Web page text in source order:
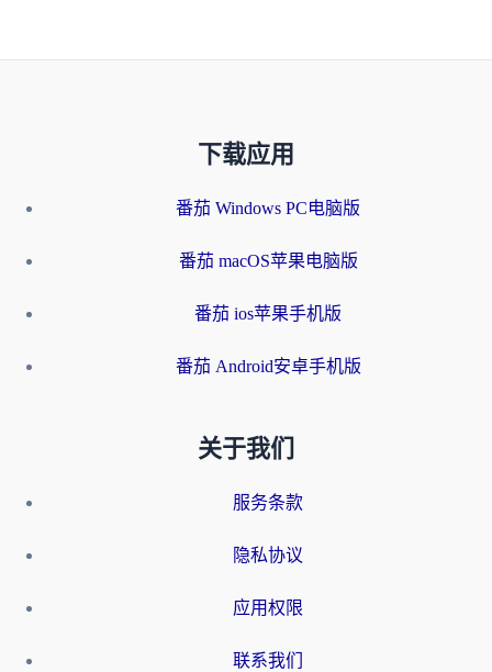
下载应用
番茄 Windows PC电脑版
番茄 macOS苹果电脑版
番茄 ios苹果手机版
番茄 Android安卓手机版
关于我们
服务条款
隐私协议
应用权限
联系我们